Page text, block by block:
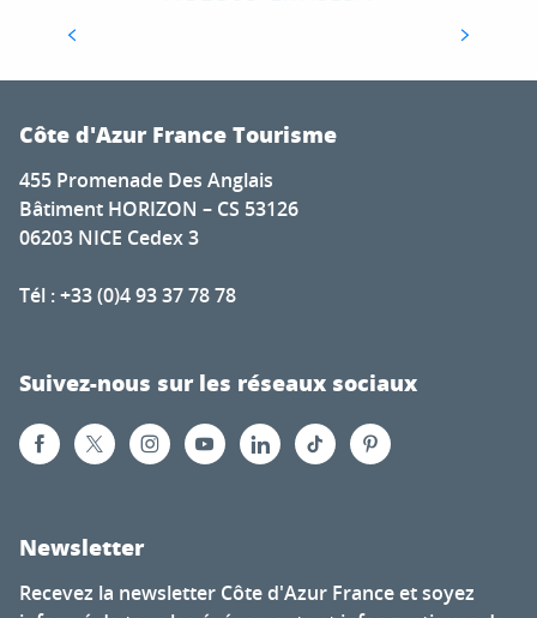
Signature #CotedAzurFrance ! Le Chef étoilé
Côte d'Azur France Tourisme
455 Promenade Des Anglais
Bâtiment HORIZON – CS 53126
06203 NICE Cedex 3
Tél : +33 (0)4 93 37 78 78
Suivez-nous sur les réseaux sociaux
Newsletter
Recevez la newsletter Côte d'Azur France et soyez